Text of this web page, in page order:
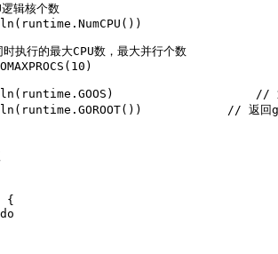
辑核个数
执行的最大CPU数，最大并行个数
10 )
//
// 返回
{